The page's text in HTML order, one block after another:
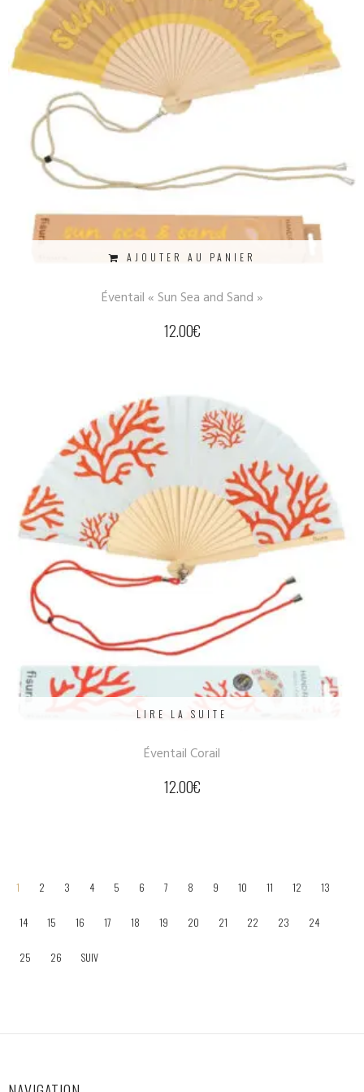
AJOUTER AU PANIER
Éventail « Sun Sea and Sand »
12.00€
LIRE LA SUITE
Éventail Corail
12.00€
1 2 3 4 5 6 7 8 9 10 11 12 13
14 15 16 17 18 19 20 21 22 23 24
25 26 SUIV